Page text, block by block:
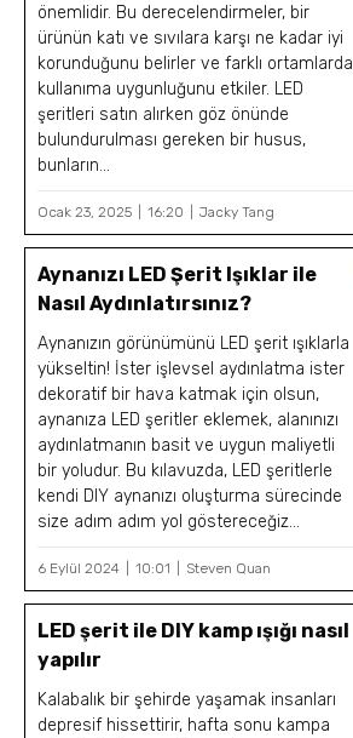
önemlidir. Bu derecelendirmeler, bir
ürünün katı ve sıvılara karşı ne kadar iyi
korunduğunu belirler ve farklı ortamlarda
kullanıma uygunluğunu etkiler. LED
şeritleri satın alırken göz önünde
bulundurulması gereken bir husus,
bunların...
Ocak 23, 2025 16:20 Jacky Tang
Aynanızı LED Şerit Işıklar ile
Nasıl Aydınlatırsınız?
Aynanızın görünümünü LED şerit ışıklarla
yükseltin! İster işlevsel aydınlatma ister
dekoratif bir hava katmak için olsun,
aynanıza LED şeritler eklemek, alanınızı
aydınlatmanın basit ve uygun maliyetli
bir yoludur. Bu kılavuzda, LED şeritlerle
kendi DIY aynanızı oluşturma sürecinde
size adım adım yol göstereceğiz...
6 Eylül 2024 10:01 Steven Quan
LED şerit ile DIY kamp ışığı nasıl
yapılır
Kalabalık bir şehirde yaşamak insanları
depresif hissettirir, hafta sonu kampa